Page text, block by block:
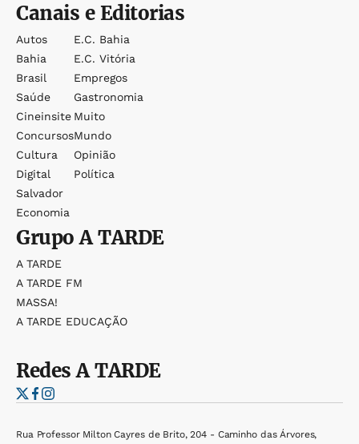
Canais e Editorias
Autos
Bahia
Brasil
Saúde
Cineinsite
Concursos
Cultura
Digital
Salvador
Economia
E.c. Bahia
E.c. Vitória
Empregos
Gastronomia
Muito
Mundo
Opinião
Política
GrupoA TARDE
A TARDE
A TARDE FM
MASSA!
A TARDE EDUCAÇÃO
RedesA TARDE
Rua Professor Milton Cayres de Brito, 204 - Caminho das Árvores,